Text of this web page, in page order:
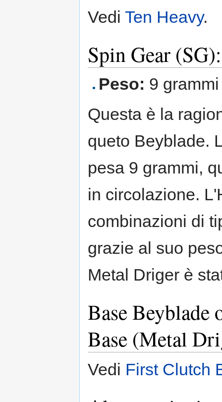
Vedi Ten Heavy.
Spin Gear
Peso: 9 grammi
Questa è la
queto Beyblade.
pesa 9 grammi,
in circolazione.
combinazioni di
grazie al suo
Metal Driger è
Base Beyblade
Base (Metal
Vedi First Clutch